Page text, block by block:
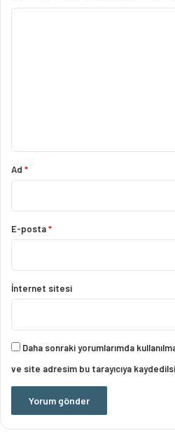
Ad *
E-posta*
İnternet sitesi
Daha sonraki yorumlarımda
ve site adresim bu tarayıcıya